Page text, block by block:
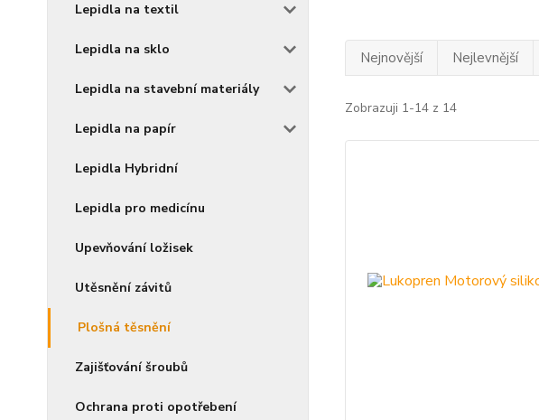
Lepidla na textil
Lepidla na sklo
Lepidla na stavební materiály
Lepidla na papír
Lepidla Hybridní
Lepidla pro medicínu
Upevňování ložisek
Utěsnění závitů
Plošná těsnění
Zajišťování šroubů
Ochrana proti opotřebení
Nejnovější Nejlevnější
Zobrazuji 1-14 z 14